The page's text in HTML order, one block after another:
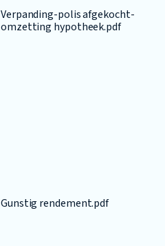
Verpanding-polis afgekocht-
omzetting hypotheek.pdf
Gunstig rendement.pdf